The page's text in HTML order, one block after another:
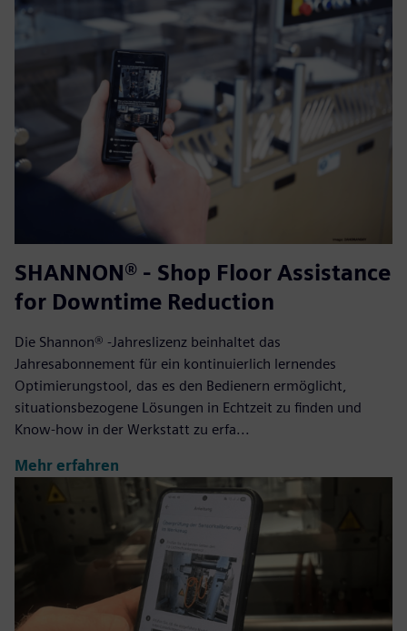
SHANNON® - Shop Floor Assistance
for Downtime Reduction
Die Shannon® -Jahreslizenz beinhaltet das
Jahresabonnement für ein kontinuierlich lernendes
Optimierungstool, das es den Bedienern ermöglicht,
situationsbezogene Lösungen in Echtzeit zu finden und
Know-how in der Werkstatt zu erfa...
Mehr erfahren